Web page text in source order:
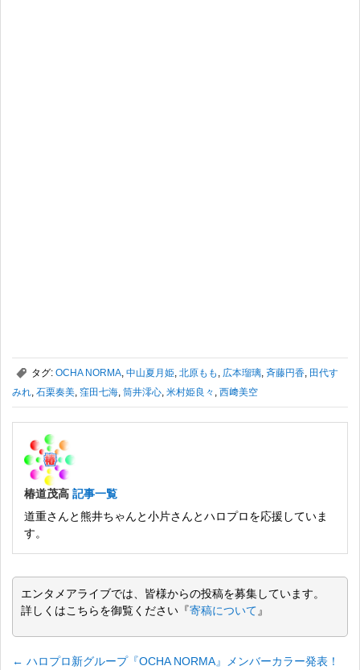
, タグ: OCHA NORMA, 中山夏月姫, 北原もも , 広本瑠璃, 斉藤円香, 田代す
みれ, 石栗奏美, 窪田七海, 筒井澪心, 米村姫良々 , 西﨑美空
椿道茂高 記事一覧
道重さんと熊井ちゃんと小片さんとハロプロを応援していま
す。
エンタメアライブでは、皆様からの投稿を募集しています。
詳しくはこちらを御覧ください『寄稿について 』
← ハロプロ新グループ『OCHA NORMA』メンバーカラー発表！